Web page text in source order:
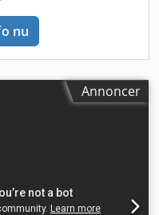
• 4,14 m leddelt
med udvidet LCD-
• AC-stik i
• Direkte elektrisk
ved
dyb afladning •
display •
• 3° hældningsalarm
1,20 m • Løfte- og
nu
Annoncer